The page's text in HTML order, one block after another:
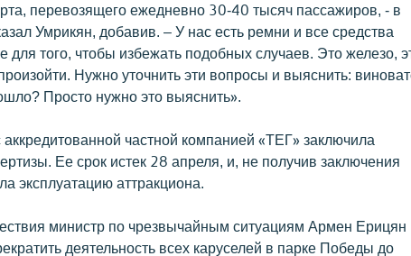
перевозящего ежедневно 30-40 тысяч пассажиров, - в
Умрикян, добавив. – У нас есть ремни и все средства
для того, чтобы избежать подобных случаев. Это железо,
Нужно уточнить эти вопросы и выяcнить:
Просто нужно это выяснить».
частной компанией «ТЕГ» заключила
Ее срок истек 28 апреля, и, не получив заключения
эксплуатацию аттракциона.
министр по чрезвычайным ситуациям Армен Ерицян
деятельность всех каруселей в парке Победы до